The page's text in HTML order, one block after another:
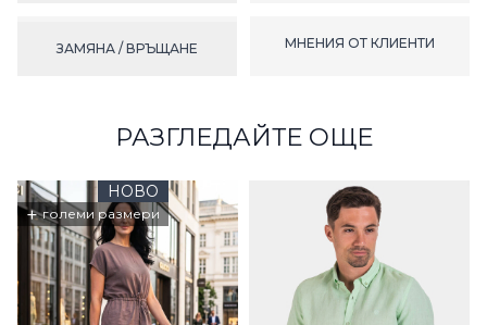
ЗАМЯНА / ВРЪЩАНЕ МНЕНИЯ ОТ КЛИЕНТИ
РАЗГЛЕДАЙТЕ ОЩЕ
НОВО
+ големи размери